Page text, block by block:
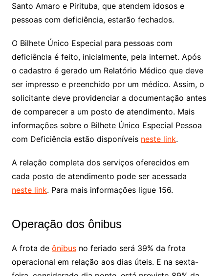
Santo Amaro e Pirituba, que atendem idosos e
pessoas com deficiência, estarão fechados.
O Bilhete Único Especial para pessoas com
deficiência é feito, inicialmente, pela internet. Após
o cadastro é gerado um Relatório Médico que deve
ser impresso e preenchido por um médico. Assim, o
solicitante deve providenciar a documentação antes
de comparecer a um posto de atendimento. Mais
informações sobre o Bilhete Único Especial Pessoa
com Deficiência estão disponíveis neste link.
A relação completa dos serviços oferecidos em
cada posto de atendimento pode ser acessada
neste link. Para mais informações ligue 156.
Operação dos ônibus
A frota de ônibusno feriado será 39% da frota
operacional em relação aos dias úteis. E na sexta-